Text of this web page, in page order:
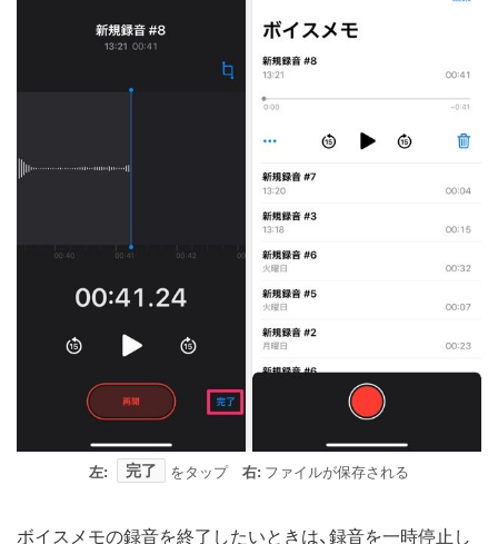
左: 完了 をタップ 右: ファイルが保存される
ボイスメモの録音を終了したいときは、録音を一時停止し